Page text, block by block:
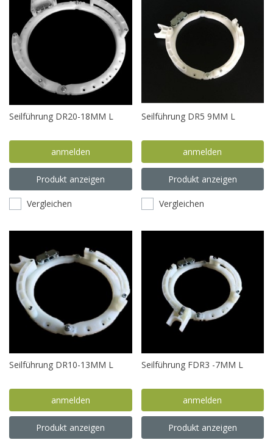
Seilführung DR20-18MM L
anmelden
Produkt anzeigen
Vergleichen
Seilführung DR5 9MM L
anmelden
Produkt anzeigen
Vergleichen
Seilführung DR10-13MM L
anmelden
Produkt anzeigen
Seilführung FDR3 -7MM L
anmelden
Produkt anzeigen